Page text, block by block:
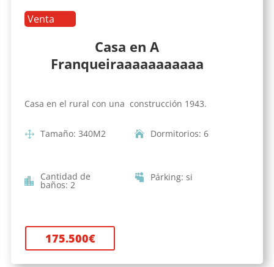
Venta
Casa en A
Franqueiraaaaaaaaaaa
Casa en el rural con una construcción 1943.
Tamaño: 340M2 Dormitorios: 6
Cantidad de
baños: 2
Párking: si
175.500€